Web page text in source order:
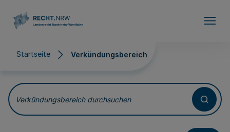
Startseite Verkündungsbereich
Verkündungsbereich
Verkündungsbereich durchsuchen